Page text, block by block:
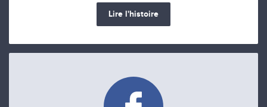
Lire l'histoire